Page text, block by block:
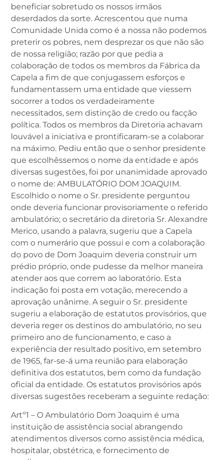
beneficiar sobretudo os nossos irmãos
deserdados da sorte. Acrescentou que numa
Comunidade Unida como é a nossa não podemos
preterir os pobres, nem desprezar os que não são
de nossa religião; razão por que pedia a
colaboração de todos os membros da Fábrica da
Capela a fim de que conjugassem esforços e
fundamentassem uma entidade que viessem
socorrer a todos os verdadeiramente
necessitados, sem distinção de credo ou facção
política. Todos os membros da Diretoria achavam
louvável a iniciativa e prontificaram-se a colaborar
na máximo. Pediu então que o senhor presidente
que escolhêssemos o nome da entidade e após
diversas sugestões, foi por unanimidade aprovado
o nome de: AMBULATÓRIO DOM JOAQUIM.
Escolhido o nome o Sr. presidente perguntou
onde deveria funcionar provisoriamente o referido
ambulatório; o secretário da diretoria Sr. Alexandre
Merico, usando a palavra, sugeriu que a Capela
com o numerário que possui e com a colaboração
do povo de Dom Joaquim deveria construir um
prédio próprio, onde pudesse da melhor maneira
atender aos que correm ao laboratório. Esta
indicação foi posta em votação, merecendo a
aprovação unânime. A seguir o Sr. presidente
sugeriu a elaboração de estatutos provisórios, que
deveria reger os destinos do ambulatório, no seu
primeiro ano de funcionamento, e caso a
experiência der resultado positivo, em setembro
de 1965, far-se-á uma reunião para elaboração
definitiva dos estatutos, bem como da fundação
oficial da entidade. Os estatutos provisórios após
diversas sugestões receberam a seguinte redação:
Artº1 – O Ambulatório Dom Joaquim é uma
instituição de assistência social abrangendo
atendimentos diversos como assistência médica,
hospitalar, obstétrica, e fornecimento de